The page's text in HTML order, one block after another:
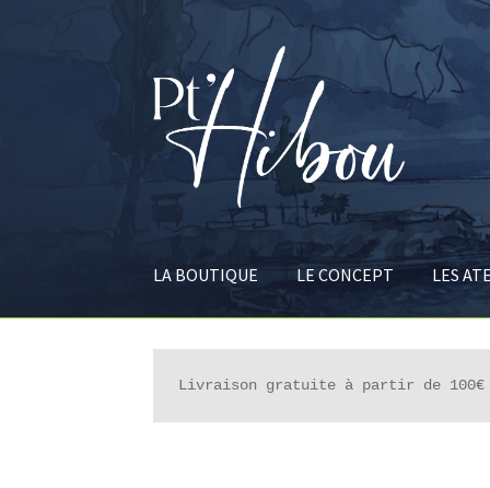
à
la
navigation
au
contenu
LA BOUTIQUE LE CONCEPT LES
Livraison gratuite à partir de 100€